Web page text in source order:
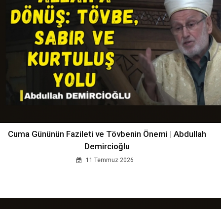
Cuma Gününün Fazileti ve Tövbenin Önemi | Abdullah
Demircioğlu
11 Temmuz 2026